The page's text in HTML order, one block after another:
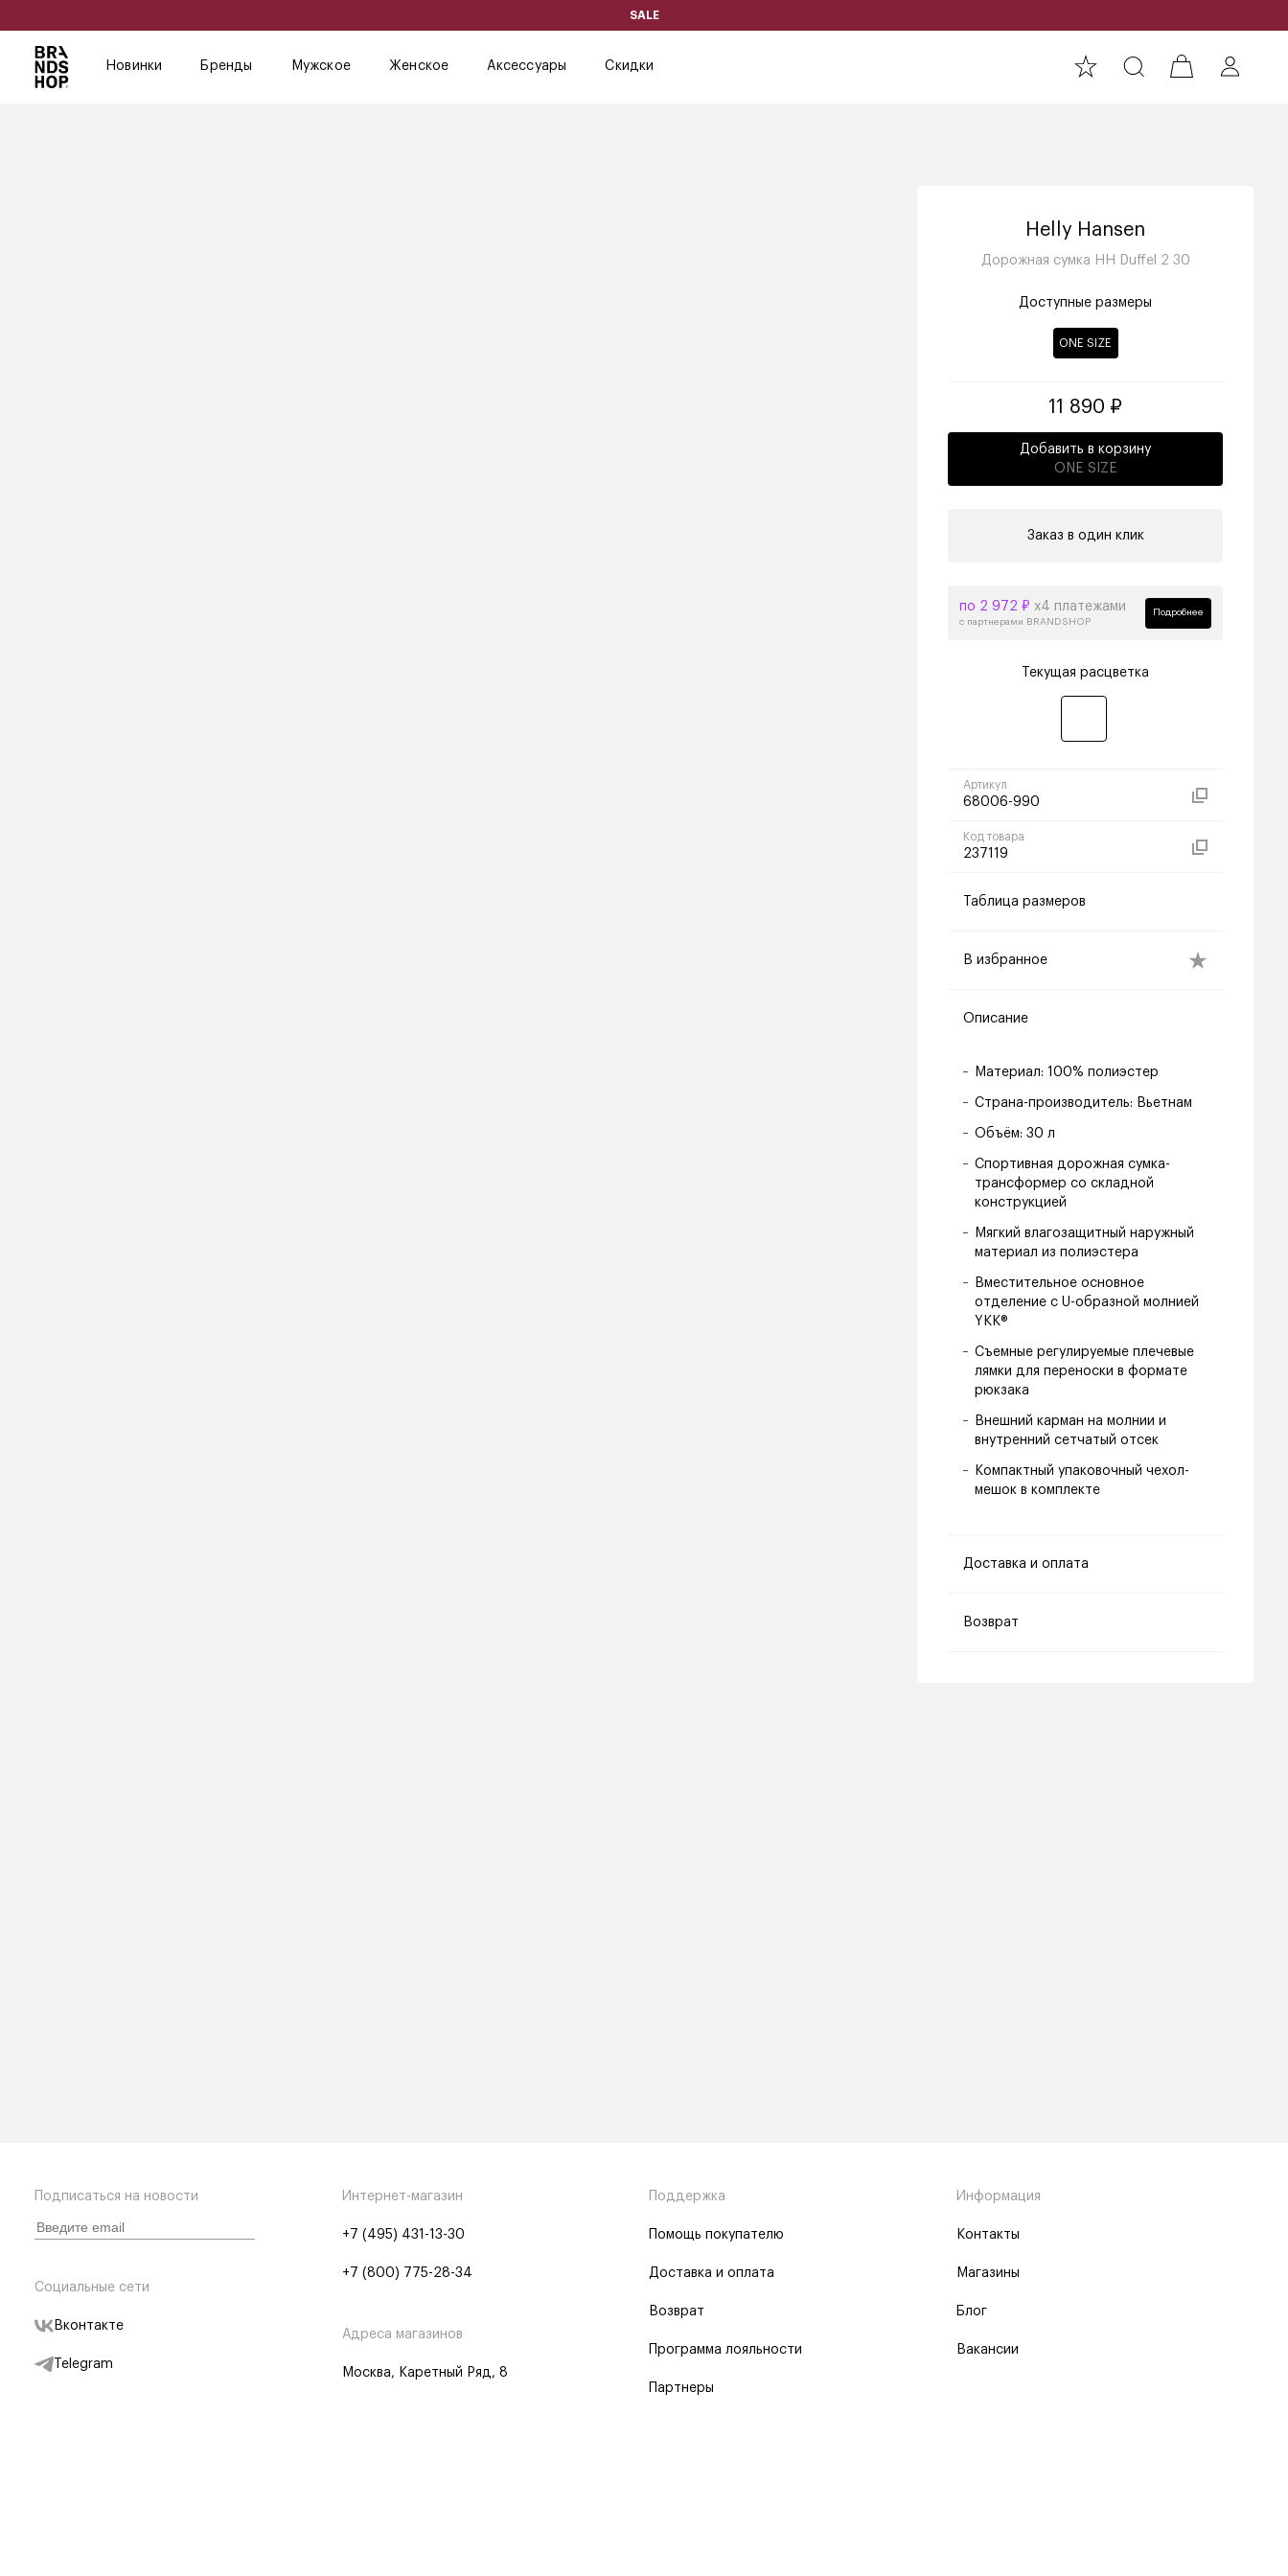
SALE
Новинки Бренды Мужское Женское Аксессуары Скидки
Helly Hansen
Дорожная сумка HH Duffel 2 30
Доступные размеры
ONE SIZE
11 890 ₽
Добавить в корзину
ONE SIZE
Заказ в один клик
по 2 972 ₽ х4 платежами
с партнерами BRANDSHOP
Подробнее
Текущая расцветка
Артикул
68006-990
Код товара
237119
Таблица размеров
В избранное
Описание
Материал: 100% полиэстер
Страна-производитель: Вьетнам
Объём: 30 л
Спортивная дорожная сумка-
трансформер со складной
конструкцией
Мягкий влагозащитный наружный
материал из полиэстера
Вместительное основное
отделение с U-образной молнией
YKK®
Съемные регулируемые плечевые
лямки для переноски в формате
рюкзака
Внешний карман на молнии и
внутренний сетчатый отсек
Компактный упаковочный чехол-
мешок в комплекте
Доставка и оплата
Возврат
Подписаться на новости
Социальные сети
Вконтакте
Telegram
Интернет-магазин
+7 (495) 431-13-30
+7 (800) 775-28-34
Адреса магазинов
Москва, Каретный Ряд, 8
Поддержка
Помощь покупателю
Доставка и оплата
Возврат
Программа лояльности
Партнеры
Информация
Контакты
Магазины
Блог
Вакансии